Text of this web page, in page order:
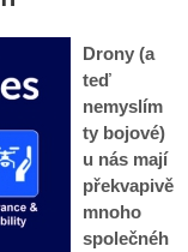
Drony (a
teď
nemyslím
ty bojové)
u nás mají
překvapivě
mnoho
společnéh